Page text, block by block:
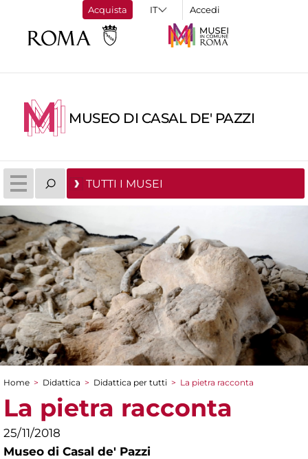
Acquista Accedi
MUSEO DI CASAL DE' PAZZI
TUTTI I MUSEI
Tu sei qui
Home > Didattica > Didattica per tutti > La pietra racconta
La pietra racconta
25/11/2018
Museo di Casal de' Pazzi